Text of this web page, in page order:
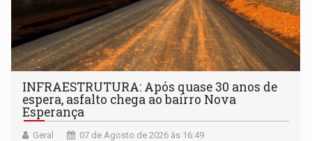
INFRAESTRUTURA: Após quase 30 anos de
espera, asfalto chega ao bairro Nova
Esperança
Geral 07 de Agosto de 2026 às 16:49